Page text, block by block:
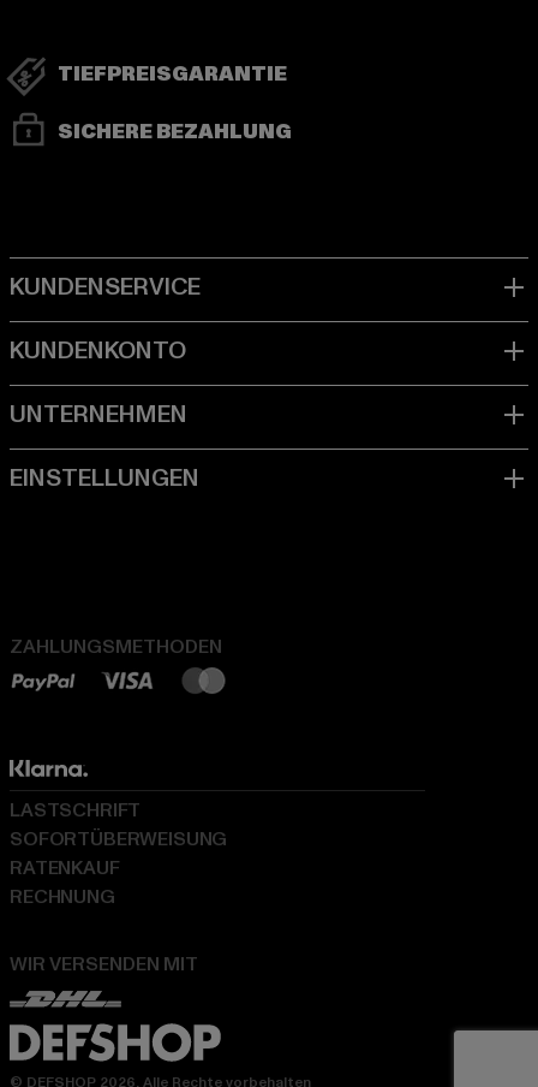
TIEFPREISGARANTIE
SICHERE BEZAHLUNG
ZAHLUNGSMETHODEN
WIR VERSENDEN MIT
LASTSCHRIFT
SOFORTÜBERWEISUNG
RATENKAUF
RECHNUNG